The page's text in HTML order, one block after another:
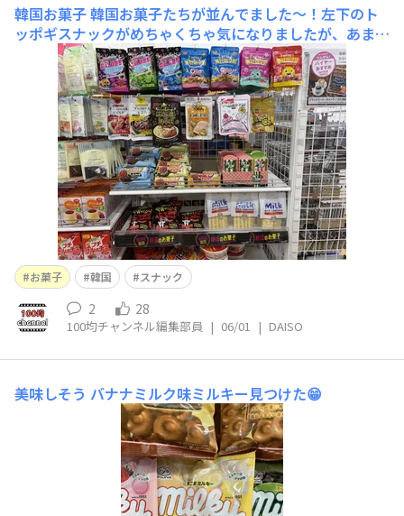
韓国お菓子韓国お菓子たちが並んでました〜！左下のト
ッポギスナックがめちゃくちゃ気になりましたが、あまり
に辛そうでやめました…🌶️笑トッポギは甘辛いイメージな
のですがどうなんでしょう…？
お菓子 韓国 スナック
2 28
100均チャンネル編集部員 | 06/01 | DAISO
美味しそう バナナミルク味ミルキー見つけた😁